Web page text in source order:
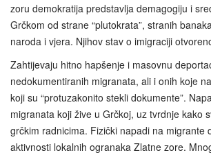
zoru demokratija predstavlja demagogiju i
Grčkom od strane “plutokrata”, stranih
naroda i vjera. Njihov stav o imigraciji
Zahtijevaju hitno hapšenje i masovnu
nedokumentiranih migranata, ali i onih koje
koji su “protuzakonito stekli dokumente”.
migranata koji žive u Grčkoj, uz tvrdnje kako
grčkim radnicima. Fizički napadi na migrante
aktivnosti lokalnih ogranaka Zlatne zore.